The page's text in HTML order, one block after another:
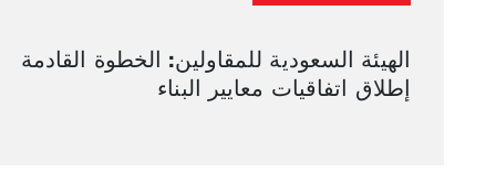
الهيئة السعودية للمقاولين: الخطوة القادمة
إطلاق اتفاقيات معايير البناء